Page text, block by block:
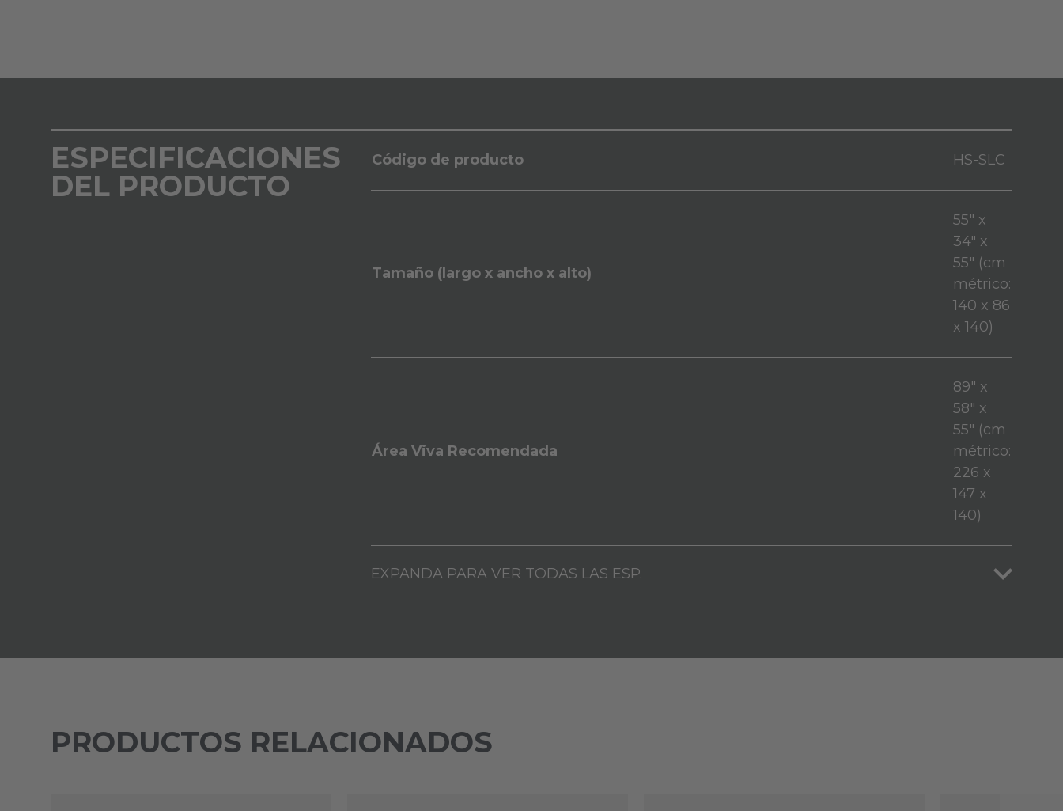
ESPECIFICACIONES
DEL PRODUCTO
Código de producto HS-SLC
Tamaño (largo x ancho x alto)
55" x
34" x
55" (cm
métrico:
140 x 86
x 140)
Área Viva Recomendada
89" x
58" x
55" (cm
métrico:
226 x
147 x
140)
EXPANDA PARA VER TODAS LAS ESP.
PRODUCTOS RELACIONADOS